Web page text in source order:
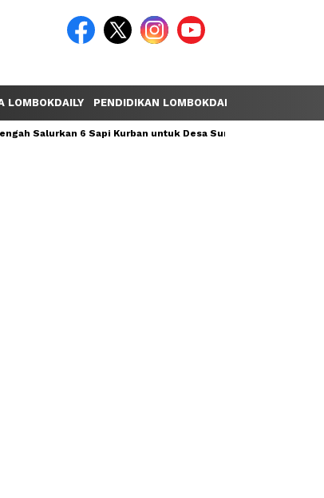
LOMBOKDAILY PENDIDIKAN LOMBOKDAILY
Salurkan 6 Sapi Kurban untuk Desa Sumber Mata Air